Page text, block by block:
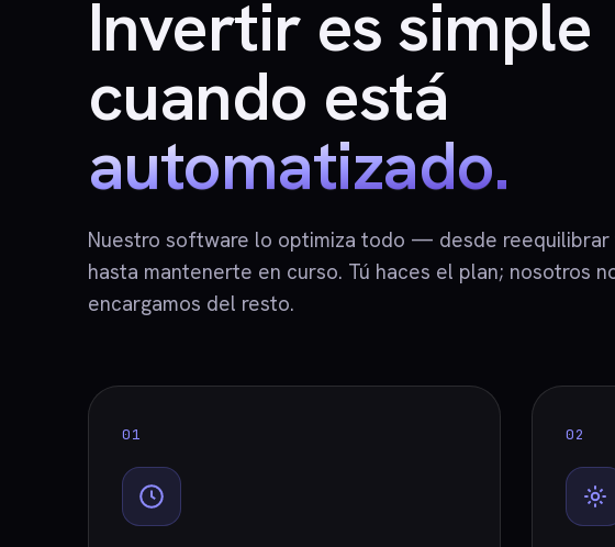
Invertir es simple
cuando está
automatizado.
Nuestro software lo optimiza todo — desde
hasta mantenerte en curso. Tú haces el plan; nosotros
encargamos del resto.
01 02